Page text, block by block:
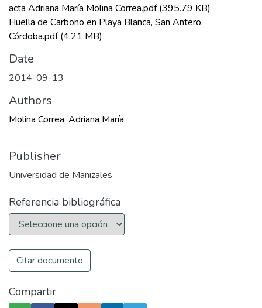
acta Adriana María Molina Correa.pdf(395.79 KB)
Huella de Carbono en Playa Blanca, San Antero,
Córdoba.pdf(4.21 MB)
Date
2014-09-13
Authors
Molina Correa, Adriana María
Publisher
Universidad de Manizales
Referencia bibliográfica
Citar documento
Compartir